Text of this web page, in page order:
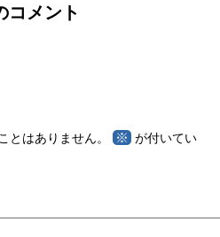
コメント
とはありません。 ※ が付いてい